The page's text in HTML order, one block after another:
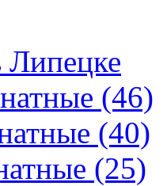
Липецке
(46)
(40)
(25)